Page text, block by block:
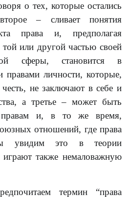
о тех, которые остались
– сливает понятия
права и, предполагая
той или другой частью своей
сферы, становится в
правами личности, которые,
не заключают в себе и
а третье – может быть
правам и, в то же время,
отношений, где права
увидим это в теории
также немаловажную
термин “права